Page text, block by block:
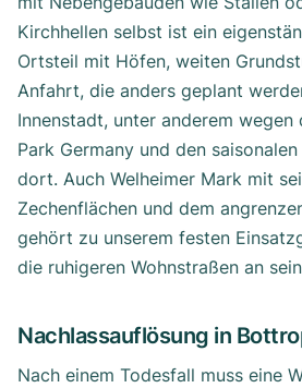
Kirchhellen selbst ist ein
Ortsteil mit Höfen, weiten
Anfahrt, die anders geplant
Innenstadt, unter anderem
Park Germany und den
dort. Auch Welheimer Mark mit
Zechenflächen und dem
gehört zu unserem festen
die ruhigeren Wohnstraßen an
Nachlassauflösung in
Nach einem Todesfall muss eine